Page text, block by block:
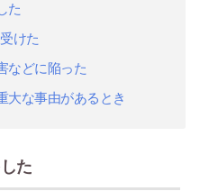
た
けた
などに陥った
大な事由があるとき
た